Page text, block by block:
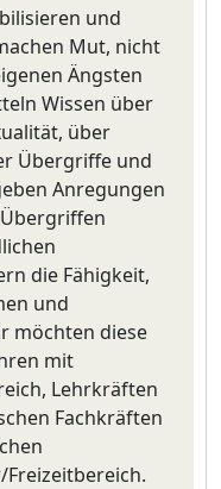
und
Mut, nicht
Ängsten
Wissen über
über
Übergriffe und
Anregungen
die Fähigkeit,
und
möchten diese
mit
Lehrkräften
Fachkräften